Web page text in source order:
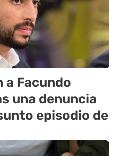
a Facundo
una denuncia
episodio de